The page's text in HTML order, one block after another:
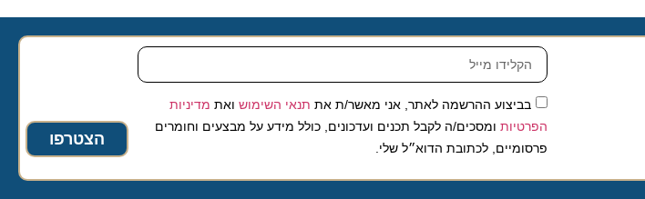
בביצוע ההרשמה לאתר, אני מאשר/ת אתתנאי השימושואת מדיניות
הפרטיותומסכים/ה לקבל תכנים ועדכונים, כולל מידע על מבצעים וחומרים
פרסומיים, לכתובת הדוא״ל שלי.
הצטרפו